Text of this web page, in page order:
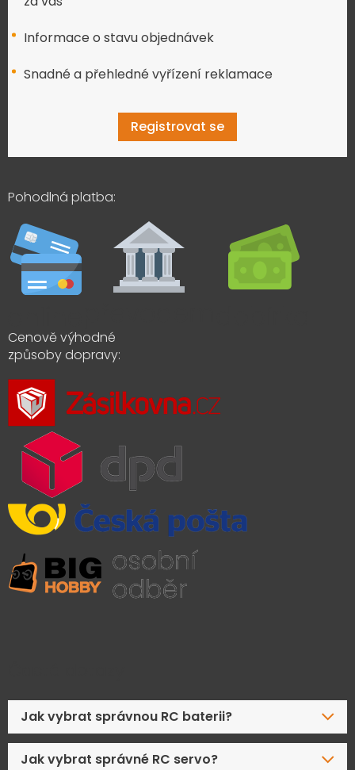
Informace o stavu objednávek
Snadné a přehledné vyřízení reklamace
Registrovat se
Pohodlná platba:
Cenově výhodné
způsoby dopravy:
Jak vybrat správnou RC baterii?
Jak vybrat správné RC servo?